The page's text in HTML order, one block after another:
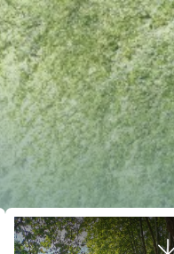
33410 CADILLAC-SUR-